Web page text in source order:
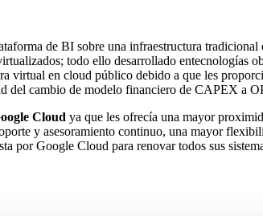
de BI sobre una infraestructura tradicional
todo ello desarrollado entecnologías
virtual en cloud público debido a que les
del cambio de modelo financiero de CAPEX a
Cloud ya que les ofrecía una mayor
y asesoramiento continuo, una mayor
por Google Cloud para renovar todos sus